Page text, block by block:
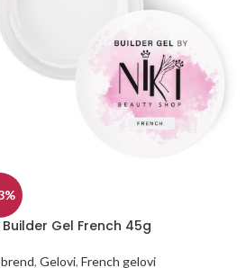
Builder Gel French 45g
, Gelovi, French gelovi